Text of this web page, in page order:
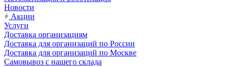
Новости
Акции
Услуги
Доставка организациям
Доставка для организаций по России
Доставка для организаций по Москве
Самовывоз с нашего склада